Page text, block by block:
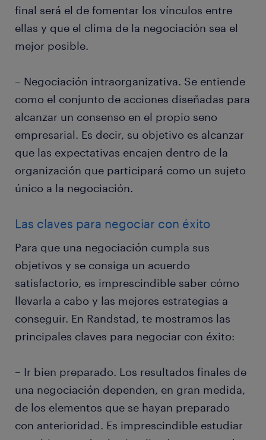
final será el de fomentar los vínculos entre
ellas y que el clima de la negociación sea el
mejor posible.
– Negociación intraorganizativa. Se entiende
como el conjunto de acciones diseñadas para
alcanzar un consenso en el propio seno
empresarial. Es decir, su objetivo es alcanzar
que las expectativas encajen dentro de la
organización que participará como un sujeto
único a la negociación.
Las claves para negociar con éxito
Para que una negociación cumpla sus
objetivos y se consiga un acuerdo
satisfactorio, es imprescindible saber cómo
llevarla a cabo y las mejores estrategias a
conseguir. En Randstad, te mostramos las
principales claves para negociar con éxito:
– Ir bien preparado. Los resultados finales de
una negociación dependen, en gran medida,
de los elementos que se hayan preparado
con anterioridad. Es imprescindible estudiar